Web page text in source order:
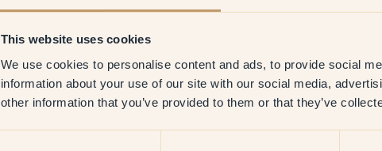
This website uses cookies
We use cookies to personalise content and ads, to provide social
information about your use of our site with our social media,
other information that you’ve provided to them or that they’ve